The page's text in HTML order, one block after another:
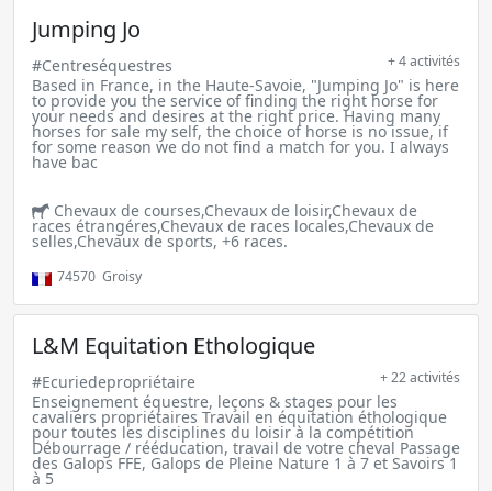
Jumping Jo
#Centreséquestres + 4 activités
Based in France, in the Haute-Savoie, "Jumping Jo" is here
to provide you the service of finding the right horse for
your needs and desires at the right price. Having many
horses for sale my self, the choice of horse is no issue, if
for some reason we do not find a match for you. I always
have bac
Chevaux de courses,Chevaux de loisir,Chevaux de
races étrangéres,Chevaux de races locales,Chevaux de
selles,Chevaux de sports, +6 races.
74570 Groisy
L&M Equitation Ethologique
#Ecuriedepropriétaire + 22 activités
Enseignement équestre, leçons & stages pour les
cavaliers propriétaires Travail en équitation éthologique
pour toutes les disciplines du loisir à la compétition
Débourrage / rééducation, travail de votre cheval Passage
des Galops FFE, Galops de Pleine Nature 1 à 7 et Savoirs 1
à 5